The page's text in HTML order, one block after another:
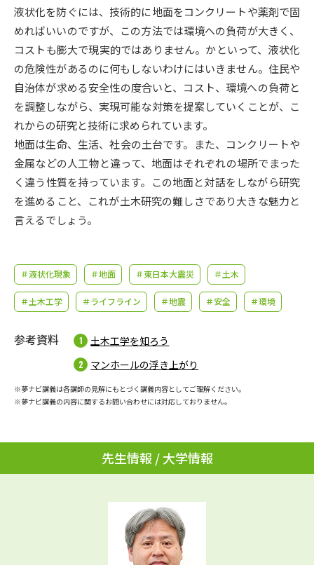
併願校選び 受験スケジュールを立てよう
先輩が入学を決めた理由 テレメール全国一斉進学調査
新生活お役立ちガイド
学問発見 学問検索
大学で学びたい学問発見
学問の教科書 夢ナビライブ
ユーザーサポート
Ｑ＆Ａ よくあるご質問 大学進学IDについて
資料の料金の
受付内容・発送状況の確認
テレメール
液状化を防ぐには、技術的に地面をコンクリートや薬剤で固
めればいいのですが、この方法では環境への負荷が大きく、
コストも膨大で現実的ではありません。かといって、液状化
の危険性があるのに何もしないわけにはいきません。住民や
自治体が求める安全性の度合いと、コスト、環境への負荷と
を調整しながら、実現可能な対策を提案していくことが、こ
れからの研究と技術に求められています。
地面は生命、生活、社会の土台です。また、コンクリートや
金属などの人工物と違って、地面はそれぞれの場所でまった
く違う性質を持っています。この地面と対話をしながら研究
を進めること、これが土木研究の難しさであり大きな魅力と
言えるでしょう。
＃液状化現象 ＃地面 ＃東日本大震災 ＃土木
＃土木工学 ＃ライフライン ＃地震 ＃安全 ＃環境
参考資料
土木工学を知ろう
マンホールの浮き上がり
※夢ナビ講義は各講師の見解にもとづく講義内容としてご理解ください。
※夢ナビ講義の内容に関するお問い合わせには対応しておりません。
先生情報 / 大学情報